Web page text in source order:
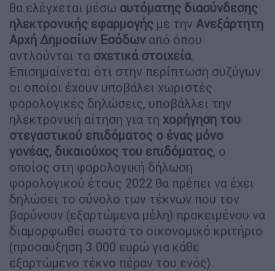
θα ελέγχεται μέσω αυτόματης διασύνδεσης
ηλεκτρονικής εφαρμογής με την Ανεξάρτητη
Αρχή Δημοσίων Εσόδων από όπου
αντλούνται τα σχετικά στοιχεία.
Επισημαίνεται ότι στην περίπτωση συζύγων
οι οποίοι έχουν υποβάλει χωριστές
φορολογικές δηλώσεις, υποβάλλει την
ηλεκτρονική αίτηση για τη χορήγηση του
στεγαστικού επιδόματος ο ένας μόνο
γονέας, δικαιούχος του επιδόματος, ο
οποίος στη φορολογική δήλωση
φορολογικού έτους 2022 θα πρέπει να έχει
δηλώσει το σύνολο των τέκνων που τον
βαρύνουν (εξαρτώμενα μέλη) προκειμένου να
διαμορφωθεί σωστά το οικονομικό κριτήριο
(προσαύξηση 3.000 ευρώ για κάθε
εξαρτώμενο τέκνο πέραν του ενός).